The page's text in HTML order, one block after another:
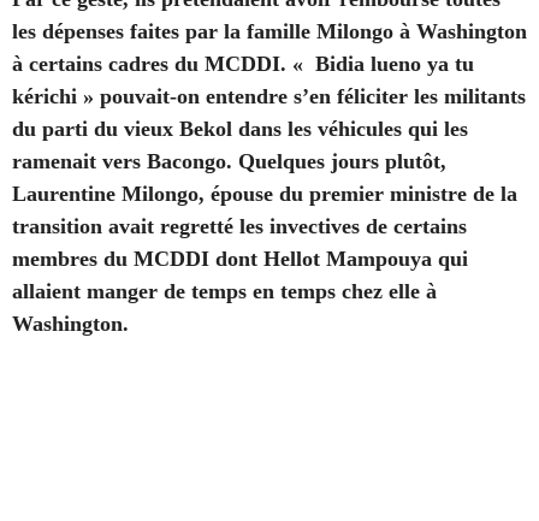
les dépenses faites par la famille Milongo à Washington
à certains cadres du MCDDI. « Bidia lueno ya tu
kérichi » pouvait-on entendre s’en féliciter les militants
du parti du vieux Bekol dans les véhicules qui les
ramenait vers Bacongo. Quelques jours plutôt,
Laurentine Milongo, épouse du premier ministre de la
transition avait regretté les invectives de certains
membres du MCDDI dont Hellot Mampouya qui
allaient manger de temps en temps chez elle à
Washington.